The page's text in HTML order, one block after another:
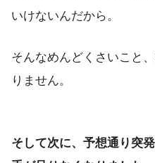
いけないんだから。
そんなめんどくさいこと
りません。
そして次に、予想通り突